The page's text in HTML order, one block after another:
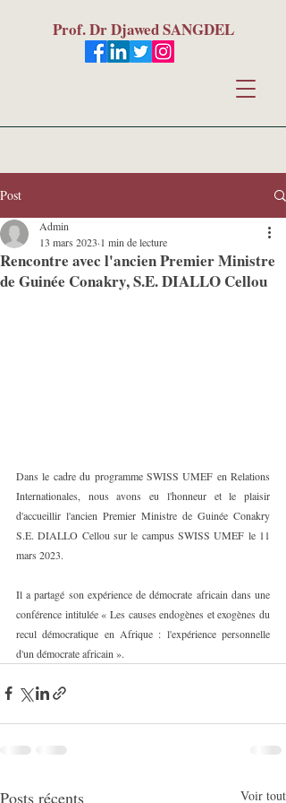
Prof. Dr Djawed SANGDEL
Post
Rencontre avec l'ancien Premier Ministre
de Guinée Conakry, S.E. DIALLO Cellou
Admin
13 mars 2023 1 min de lecture
Dans le cadre du programme SWISS UMEF en Relations
Internationales, nous avons eu l'honneur et le plaisir
d'accueillir l'ancien Premier Ministre de Guinée Conakry
S.E. DIALLO Cellou sur le campus SWISS UMEF le 11
mars 2023.
Il a partagé son expérience de démocrate africain dans une
conférence intitulée « Les causes endogènes et exogènes du
recul démocratique en Afrique : l'expérience personnelle
d'un démocrate africain ».
Posts récents Voir tout